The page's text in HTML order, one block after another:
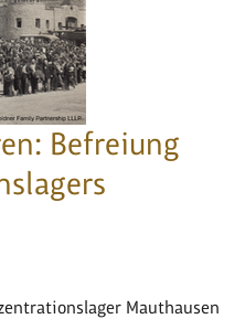
Befreiung
Mauthausen